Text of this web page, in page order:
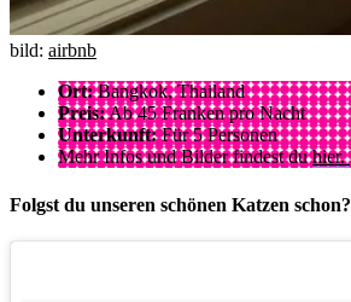
bild: airbnb
Ort:Bangkok, Thailand
Preis:Ab 45 Franken pro Nacht
Unterkunft:Für 5 Personen
Mehr Infos und Bilder findest duhier.
Folgst du unseren schönen Katzen schon?